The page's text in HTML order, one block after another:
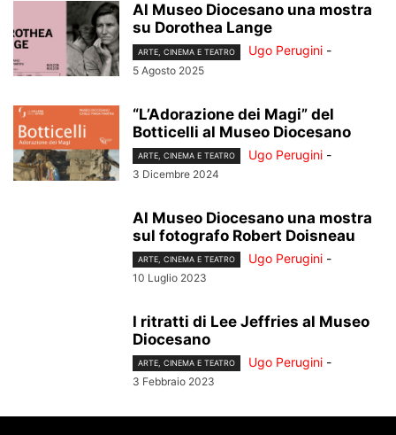
Al Museo Diocesano una mostra
su Dorothea Lange
ARTE, CINEMA E TEATRO Ugo Perugini -
5 Agosto 2025
“L’Adorazione dei Magi” del
Botticelli al Museo Diocesano
ARTE, CINEMA E TEATRO Ugo Perugini -
3 Dicembre 2024
Al Museo Diocesano una mostra
sul fotografo Robert Doisneau
ARTE, CINEMA E TEATRO Ugo Perugini -
10 Luglio 2023
I ritratti di Lee Jeffries al Museo
Diocesano
ARTE, CINEMA E TEATRO Ugo Perugini -
3 Febbraio 2023